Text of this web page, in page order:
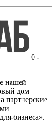
0 -
нашей
дом
партнерские
бизнеса».